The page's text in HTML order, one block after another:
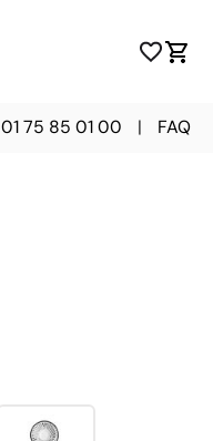
01 75 85 01 00 | FAQ